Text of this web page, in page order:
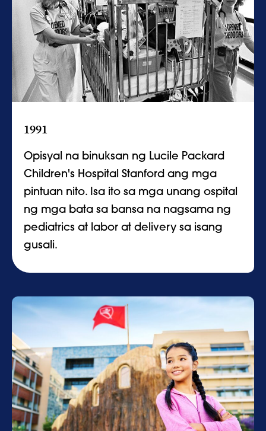
1991
Opisyal na binuksan ng Lucile Packard
Children's Hospital Stanford ang mga
pintuan nito. Isa ito sa mga unang ospital
ng mga bata sa bansa na nagsama ng
pediatrics at labor at delivery sa isang
gusali.